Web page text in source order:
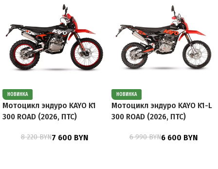
НОВИНКА
Мотоцикл эндуро KAYO K1
300 ROAD (2026, ПТС)
8 220BYN7 600 BYN
НОВИНКА
Мотоцикл эндуро KAYO K1-L
300 ROAD (2026, ПТС)
6 990BYN6 600 BYN